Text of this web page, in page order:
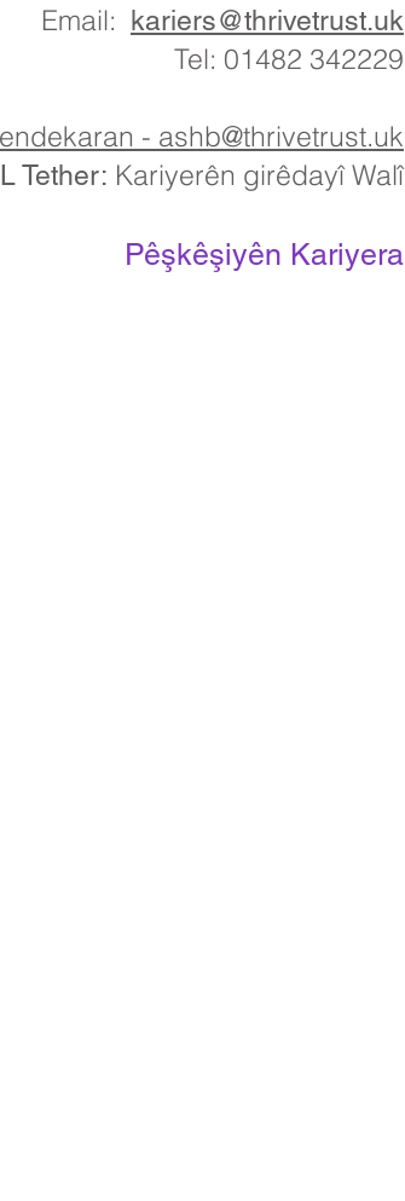
Email: kariers@thrivetrust.uk
Tel: 01482 342229
- ashb@thrivetrust.uk
Tether: Kariyerên girêdayî Walî
Pêşkêşiyên Kariyera